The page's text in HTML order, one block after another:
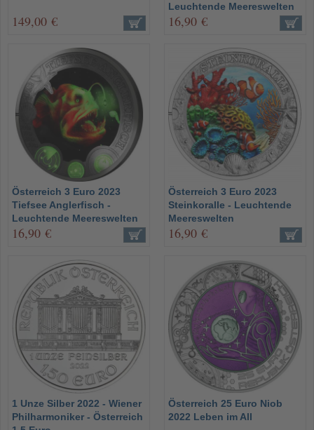
149,00 €
Leuchtende Meereswelten
16,90 €
Österreich 3 Euro 2023
Tiefsee Anglerfisch -
Leuchtende Meereswelten
16,90 €
Österreich 3 Euro 2023
Steinkoralle - Leuchtende
Meereswelten
16,90 €
1 Unze Silber 2022 - Wiener
Philharmoniker - Österreich
Österreich 25 Euro Niob
2022 Leben im All